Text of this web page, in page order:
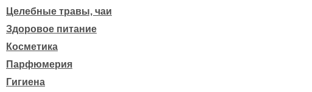
Целебные травы, чаи
Здоровое питание
Косметика
Парфюмерия
Гигиена